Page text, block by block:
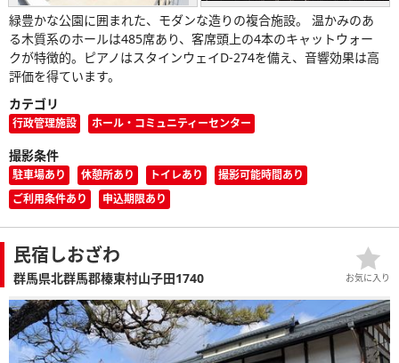
緑豊かな公園に囲まれた、モダンな造りの複合施設。 温かみのあ
る木質系のホールは485席あり、客席頭上の4本のキャットウォー
クが特徴的。ピアノはスタインウェイD-274を備え、音響効果は高
評価を得ています。
カテゴリ
行政管理施設 ホール・コミュニティーセンター
撮影条件
駐車場あり 休憩所あり トイレあり
撮影可能時間あり
ご利用条件あり
申込期限あり
民宿しおざわ
群馬県北群馬郡榛東村山子田1740 お気に入り